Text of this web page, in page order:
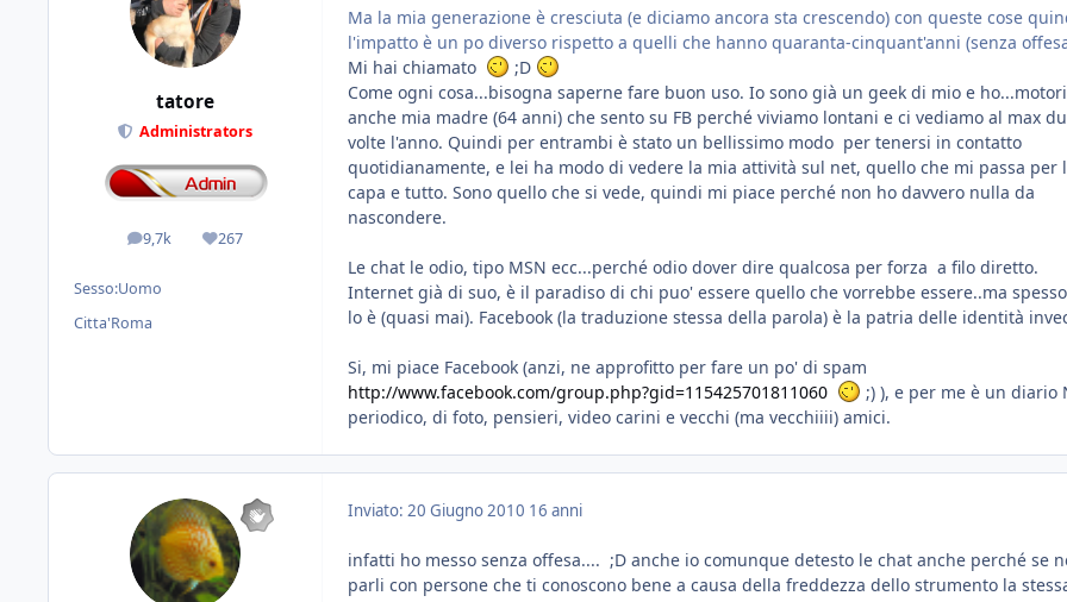
tatore
Administrators
9,7k
messaggi267
Reputazione
Sesso:Uomo
Citta'Roma
Ma la mia generazione è cresciuta (e diciamo ancora sta crescendo) con queste cose
l'impatto è un po diverso rispetto a quelli che hanno quaranta-cinquant'anni (senza
Mi hai chiamato
;D
Come ogni cosa...bisogna saperne fare buon uso. Io sono già un geek di mio e
anche mia madre (64 anni) che sento su FB perché viviamo lontani e ci vediamo al max
volte l'anno. Quindi per entrambi è stato un bellissimo modo per tenersi in contatto
quotidianamente, e lei ha modo di vedere la mia attività sul net, quello che mi passa per
capa e tutto. Sono quello che si vede, quindi mi piace perché non ho davvero nulla da
nascondere.
Le chat le odio, tipo MSN ecc...perché odio dover dire qualcosa per forza a filo diretto.
Internet già di suo, è il paradiso di chi puo' essere quello che vorrebbe essere..ma
lo è (quasi mai). Facebook (la traduzione stessa della parola) è la patria delle identità
Si, mi piace Facebook (anzi, ne approfitto per fare un po' di spam
http://www.facebook.com/group.php?gid=115425701811060
;) ), e per me è un diario
periodico, di foto, pensieri, video carini e vecchi (ma vecchiiii) amici.
Inviato: 20 Giugno 2010 16 anni
infatti ho messo senza offesa.... ;D anche io comunque detesto le chat anche perché se
parli con persone che ti conoscono bene a causa della freddezza dello strumento la